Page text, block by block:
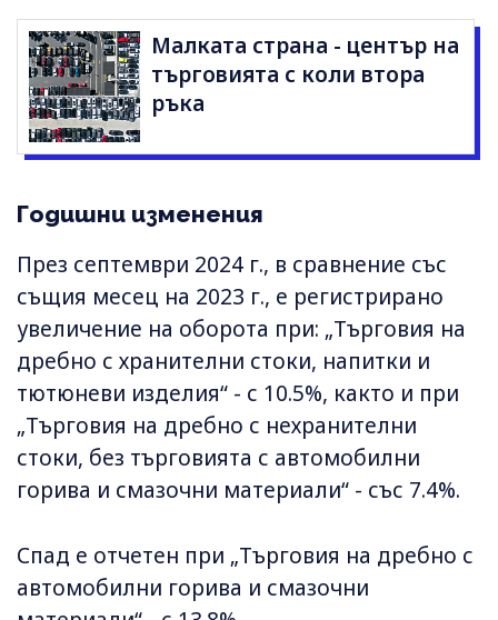
Малката страна - център на
търговията с коли втора
ръка
Годишни изменения
През септември 2024 г., в сравнение със
същия месец на 2023 г., е регистрирано
увеличение на оборота при: „Търговия на
дребно с хранителни стоки, напитки и
тютюневи изделия“ - с 10.5%, както и при
„Търговия на дребно с нехранителни
стоки, без търговията с автомобилни
горива и смазочни материали“ - със 7.4%.
Спад е отчетен при „Търговия на дребно с
автомобилни горива и смазочни